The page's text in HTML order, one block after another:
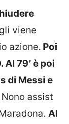
viene
azione. Poi
Al 79′ è poi
di Messi e
Nono assist
Al